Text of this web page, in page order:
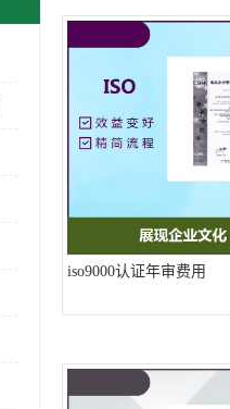
iso9000认证年审费用